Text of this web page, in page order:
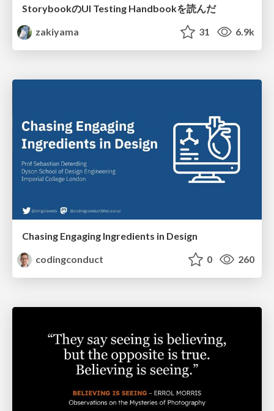
StorybookのUI Testing Handbookを読んだ
zakiyama
31 6.9k
Chasing Engaging Ingredients in Design
codingconduct
0 260